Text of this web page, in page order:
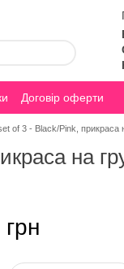
Договір оферти
of 3 - Black/Pink, прикраса
на